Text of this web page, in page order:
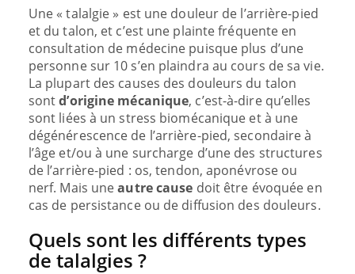
Une « talalgie » est une douleur de l’arrière-pied
et du talon, et c’est une plainte fréquente en
consultation de médecine puisque plus d’une
personne sur 10 s’en plaindra au cours de sa vie.
La plupart des causes des douleurs du talon
sontd’origine mécanique, c’est-à-dire qu’elles
sont liées à un stress biomécanique et à une
dégénérescence de l’arrière-pied, secondaire à
l’âge et/ou à une surcharge d’une des structures
de l’arrière-pied : os, tendon, aponévrose ou
nerf. Mais uneautre cause doit être évoquée en
cas de persistance ou de diffusion des douleurs.
Quels sont les différents types
de talalgies ?